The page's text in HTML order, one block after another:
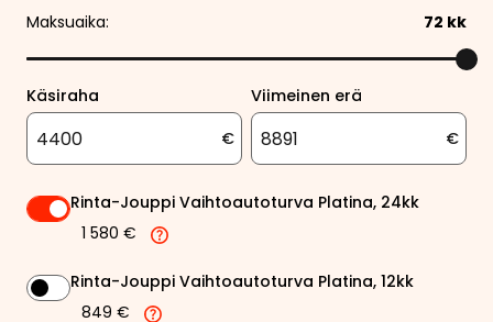
Maksuaika: 72 kk
Käsiraha
€
Viimeinen erä
€
Rinta-Jouppi Vaihtoautoturva Platina, 24kk
1 580 €
Rinta-Jouppi Vaihtoautoturva Platina, 12kk
849 €